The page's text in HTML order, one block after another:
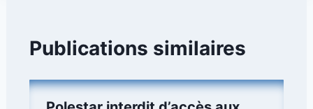
Publications similaires